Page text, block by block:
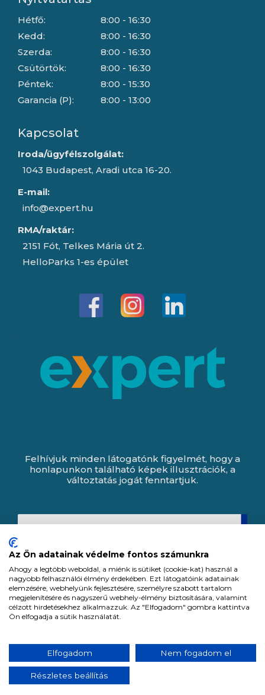
Hétfő:
Kedd:
Szerda:
Csütörtök:
Péntek:
Garancia (P):
8:00 - 16:30
8:00 - 16:30
8:00 - 16:30
8:00 - 16:30
8:00 - 15:30
8:00 - 13:00
Kapcsolat
Iroda/ügyfélszolgálat:
1043 Budapest, Aradi utca 16-20.
E-mail:
info@expert.hu
RMA/raktár:
2151 Fót, Telkes Mária út 2.
HelloParks 1-es épület
Felhívjuk minden látogatónk figyelmét, hogy a
honlapunkon található képek illusztrációk, a
változtatás jogát fenntartjuk.
Minden jog fenntartva. All rights reserved.
Tervezte és készítette:
Vision-Software, az Octopus 8 ERP forgalmazója.
Az Ön adatainak védelme fontos számunkra
Ahogy a legtöbb weboldal, a miénk is sütiket (cookie-kat) használ a
nagyobb felhasználói élmény érdekében. Ezt látogatóink adatainak
elemzésére, webhelyünk fejlesztésére, személyre szabott tartalom
megjelenítésére és nagyszerű webhely-élmény biztosítására, valamint
célzott hirdetésekhez alkalmazzuk. Az "Elfogadom" gombra kattintva
Ön elfogadja a sütik használatát.
Elfogadom Nem fogadom el
Részletes beállítás